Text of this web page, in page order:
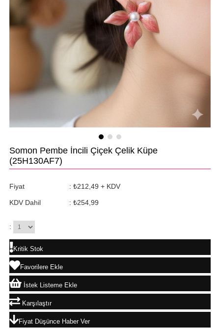
Somon Pembe İncili Çiçek Çelik Küpe
(25H130AF7)
Fiyat : ₺212,49 + KDV
KDV Dahil : ₺254,99
:
Kritik Stok
Favorilere Ekle
İstek Listeme Ekle
Karşılaştır
Fiyat Düşünce Haber Ver